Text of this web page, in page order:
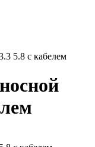
5.8 с кабелем